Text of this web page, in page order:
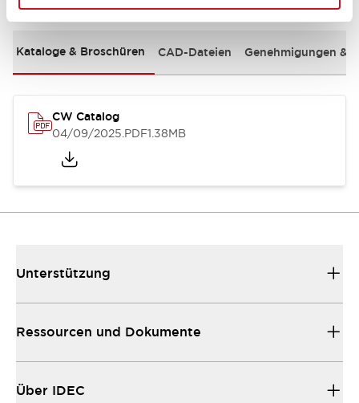
Kataloge & Broschüren CAD-Dateien Genehmigungen &
CW Catalog
04/09/2025.PDF1.38MB
Unterstützung
Ressourcen und Dokumente
Über IDEC